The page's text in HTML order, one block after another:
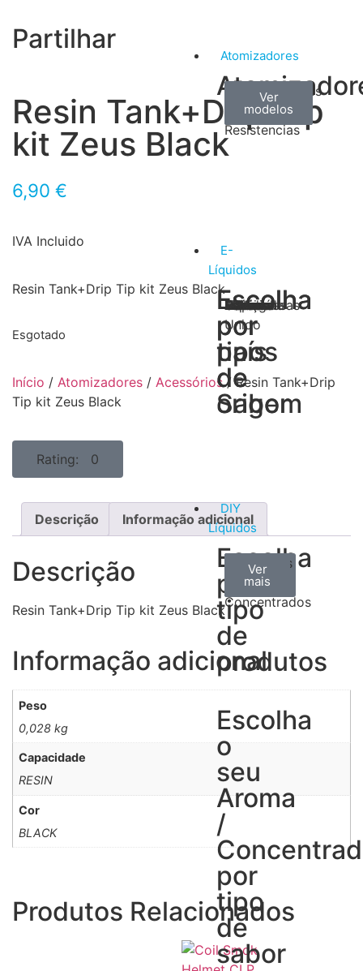
Atomizadores
Claromizadores
Ver
modelos
Reconstruíveis
Ver
modelos
Resistencias
Ver
modelos
E-
Líquidos
Escolha
por
tipos
de
Sabor
Tabaco
Frutas
Bebidas
Frescos
Sobremesas
Escolha
por
país
de
origem
Portugal
Alemanha
USA
Reino
Unido
Canadá
França
Malásia
Filipinas
Espanha
Polónia
Grécia
DIY
Líquidos
Escolha
por
tipo
de
produtos
Aromas
Concentrados
Ver
todos
Bases
Ver
mais
Accesorios
Ver
mais
Escolha
o
seu
Aroma
/
por
tipo
de
sabor
Resin Tank+Drip Tip
kit Zeus Black
6,90 €
IVA Incluido
Resin Tank+Drip Tip kit Zeus Black
Esgotado
Início / Atomizadores / Acessórios/ Resin Tank+Drip
Tip kit Zeus Black
Rating: 0
Partilhar
Descrição Informação adicional
Descrição
Resin Tank+Drip Tip kit Zeus Black
Informação adicional
Peso
0,028 kg
Capacidade
RESIN
Cor
BLACK
Produtos Relacionados